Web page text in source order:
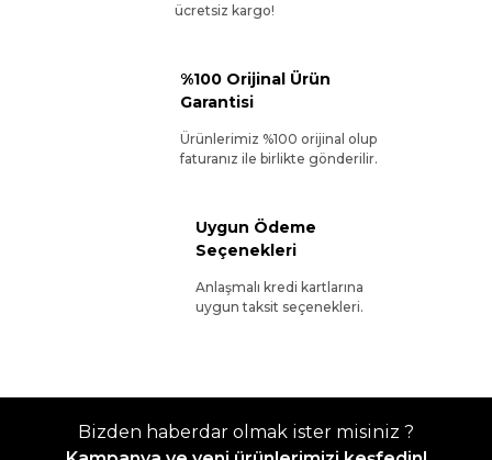
ücretsiz kargo!
%100 Orijinal Ürün
Garantisi
Ürünlerimiz %100 orijinal olup
faturanız ile birlikte gönderilir.
Uygun Ödeme
Seçenekleri
Anlaşmalı kredi kartlarına
uygun taksit seçenekleri.
Bizden haberdar olmak ister misiniz ?